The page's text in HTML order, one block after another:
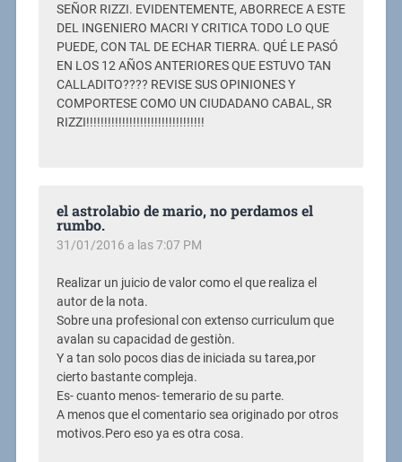
SEÑOR RIZZI. EVIDENTEMENTE, ABORRECE A ESTE
DEL INGENIERO MACRI Y CRITICA TODO LO QUE
PUEDE, CON TAL DE ECHAR TIERRA. QUÉ LE PASÓ
EN LOS 12 AÑOS ANTERIORES QUE ESTUVO TAN
CALLADITO???? REVISE SUS OPINIONES Y
COMPORTESE COMO UN CIUDADANO CABAL, SR
RIZZI!!!!!!!!!!!!!!!!!!!!!!!!!!!!!!!!!
el astrolabio de mario, no perdamos el
rumbo.
31/01/2016 a las 7:07 PM
Realizar un juicio de valor como el que realiza el
autor de la nota.
Sobre una profesional con extenso curriculum que
avalan su capacidad de gestiòn.
Y a tan solo pocos dias de iniciada su tarea,por
cierto bastante compleja.
Es- cuanto menos- temerario de su parte.
A menos que el comentario sea originado por otros
motivos.Pero eso ya es otra cosa.